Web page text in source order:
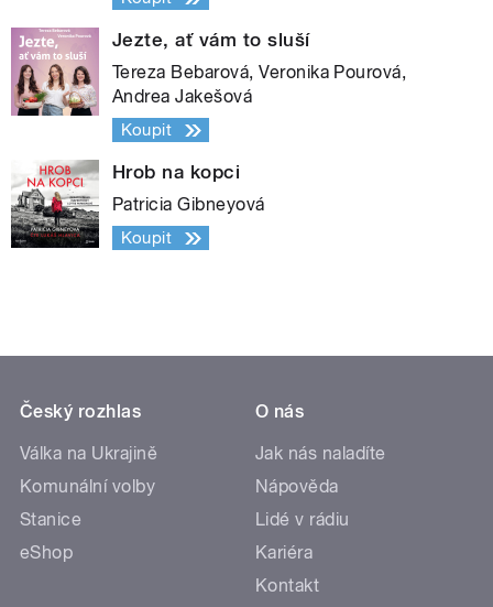
Jezte, ať vám to sluší
Tereza Bebarová, Veronika Pourová,
Andrea Jakešová
Koupit
Hrob na kopci
Patricia Gibneyová
Koupit
Český rozhlas
Válka na Ukrajině
Komunální volby
Stanice
eShop
O nás
Jak nás naladíte
Nápověda
Lidé v rádiu
Kariéra
Kontakt